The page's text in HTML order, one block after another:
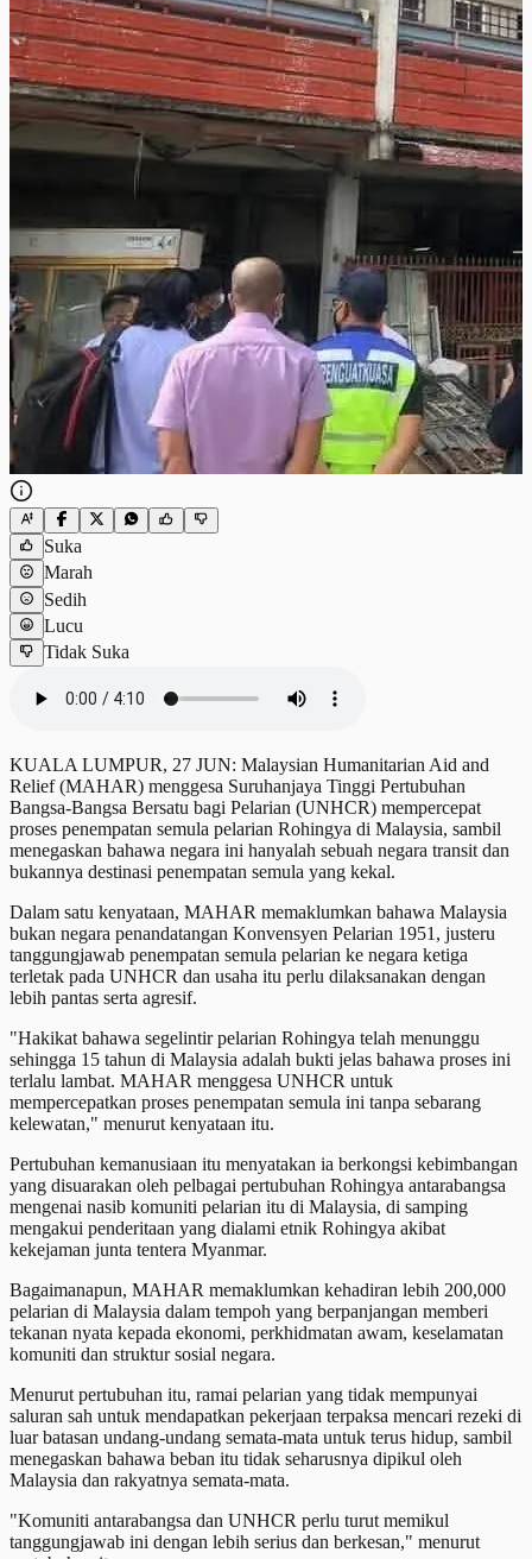
Suka
Marah
Sedih
Lucu
Tidak Suka
KUALA LUMPUR, 27 JUN: Malaysian Humanitarian Aid and
Relief (MAHAR) menggesa Suruhanjaya Tinggi Pertubuhan
Bangsa-Bangsa Bersatu bagi Pelarian (UNHCR) mempercepat
proses penempatan semula pelarian Rohingya di Malaysia, sambil
menegaskan bahawa negara ini hanyalah sebuah negara transit dan
bukannya destinasi penempatan semula yang kekal.
Dalam satu kenyataan, MAHAR memaklumkan bahawa Malaysia
bukan negara penandatangan Konvensyen Pelarian 1951, justeru
tanggungjawab penempatan semula pelarian ke negara ketiga
terletak pada UNHCR dan usaha itu perlu dilaksanakan dengan
lebih pantas serta agresif.
"Hakikat bahawa segelintir pelarian Rohingya telah menunggu
sehingga 15 tahun di Malaysia adalah bukti jelas bahawa proses ini
terlalu lambat. MAHAR menggesa UNHCR untuk
mempercepatkan proses penempatan semula ini tanpa sebarang
kelewatan," menurut kenyataan itu.
Pertubuhan kemanusiaan itu menyatakan ia berkongsi kebimbangan
yang disuarakan oleh pelbagai pertubuhan Rohingya antarabangsa
mengenai nasib komuniti pelarian itu di Malaysia, di samping
mengakui penderitaan yang dialami etnik Rohingya akibat
kekejaman junta tentera Myanmar.
Bagaimanapun, MAHAR memaklumkan kehadiran lebih 200,000
pelarian di Malaysia dalam tempoh yang berpanjangan memberi
tekanan nyata kepada ekonomi, perkhidmatan awam, keselamatan
komuniti dan struktur sosial negara.
Menurut pertubuhan itu, ramai pelarian yang tidak mempunyai
saluran sah untuk mendapatkan pekerjaan terpaksa mencari rezeki di
luar batasan undang-undang semata-mata untuk terus hidup, sambil
menegaskan bahawa beban itu tidak seharusnya dipikul oleh
Malaysia dan rakyatnya semata-mata.
"Komuniti antarabangsa dan UNHCR perlu turut memikul
tanggungjawab ini dengan lebih serius dan berkesan," menurut